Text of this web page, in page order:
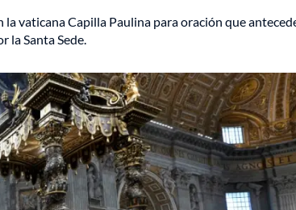
la vaticana Capilla Paulina para oración que
la Santa Sede.